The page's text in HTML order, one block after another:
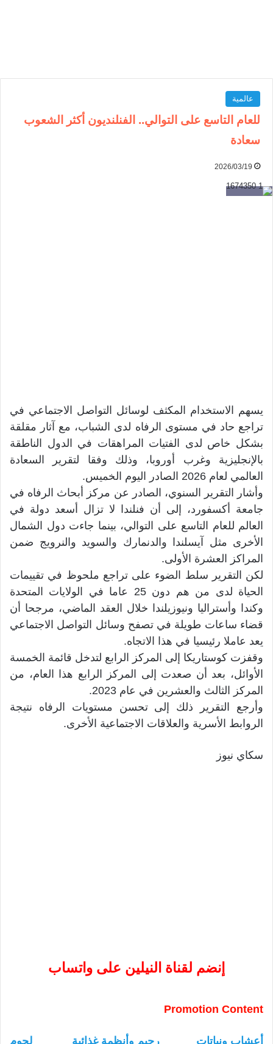
عالمية
للعام التاسع على التوالي.. الفنلنديون أكثر الشعوب
سعادة
2026/03/19
يسهم الاستخدام المكثف لوسائل التواصل الاجتماعي في
تراجع حاد في مستوى الرفاه لدى الشباب، مع آثار مقلقة
بشكل خاص لدى الفتيات المراهقات في الدول الناطقة
بالإنجليزية وغرب أوروبا، وذلك وفقا لتقرير السعادة
العالمي لعام 2026 الصادر اليوم الخميس.
وأشار التقرير السنوي، الصادر عن مركز أبحاث الرفاه في
جامعة أكسفورد، إلى أن فنلندا لا تزال أسعد دولة في
العالم للعام التاسع على التوالي، بينما جاءت دول الشمال
الأخرى مثل آيسلندا والدنمارك والسويد والنرويج ضمن
المراكز العشرة الأولى.
لكن التقرير سلط الضوء على تراجع ملحوظ في تقييمات
الحياة لدى من هم دون 25 عاما في الولايات المتحدة
وكندا وأستراليا ونيوزيلندا خلال العقد الماضي، مرجحا أن
قضاء ساعات طويلة في تصفح وسائل التواصل الاجتماعي
يعد عاملا رئيسيا في هذا الاتجاه.
وقفزت كوستاريكا إلى المركز الرابع لتدخل قائمة الخمسة
الأوائل، بعد أن صعدت إلى المركز الرابع هذا العام، من
المركز الثالث والعشرين في عام 2023.
وأرجع التقرير ذلك إلى تحسن مستويات الرفاه نتيجة
الروابط الأسرية والعلاقات الاجتماعية الأخرى.
سكاي نيوز
إنضم لقناة النيلين على واتساب
Promotion Content
أعشاب ونباتات رجيم وأنظمة غذائية
لحوم